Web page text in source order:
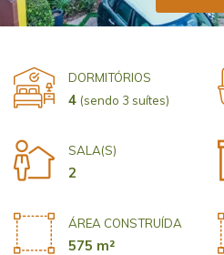
DORMITÓRIOS
4 (sendo 3 suítes)
SALA(S)
2
ÁREA CONSTRUÍDA
575 m²